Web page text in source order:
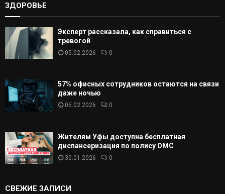
ЗДОРОВЬЕ
Эксперт рассказала, как справиться с
тревогой
05.02.2026 0
57% офисных сотрудников остаются на связи
даже ночью
05.02.2026 0
Жителям Уфы доступна бесплатная
диспансеризация по полису ОМС
30.01.2026 0
СВЕЖИЕ ЗАПИСИ